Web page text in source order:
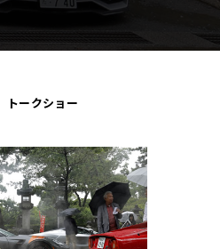
トークショー